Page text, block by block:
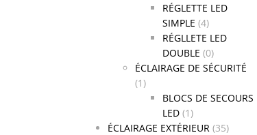
RÉGLETTE LED
SIMPLE (4)
RÉGLLETE LED
DOUBLE (0)
ÉCLAIRAGE DE SÉCURITÉ
(1)
BLOCS DE SECOURS
LED (1)
ÉCLAIRAGE EXTÉRIEUR (35)